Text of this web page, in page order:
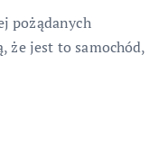
pożądanych
że jest to samochód,